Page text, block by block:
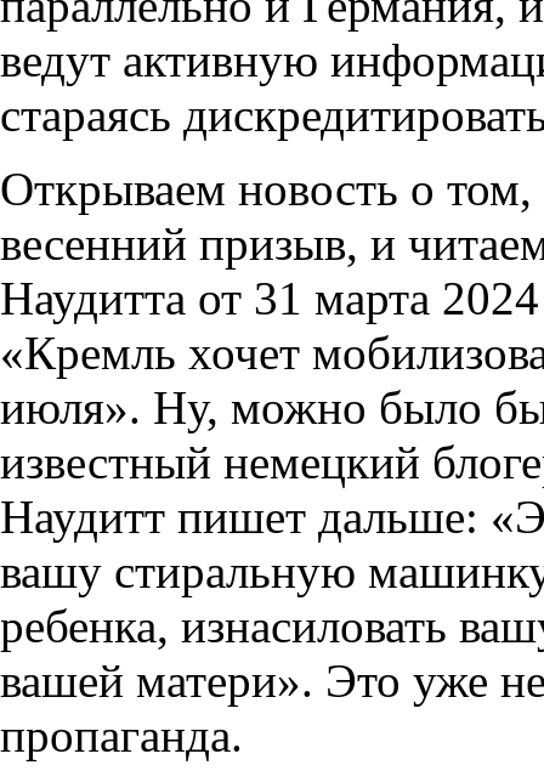
ведут активную
стараясь
Открываем новость о том,
весенний призыв, и
Наудитта от 31 марта
«Кремль хочет
июля». Ну, можно было бы
известный немецкий
Наудитт пишет дальше:
вашу стиральную
ребенка, изнасиловать
вашей матери». Это уже
пропаганда.